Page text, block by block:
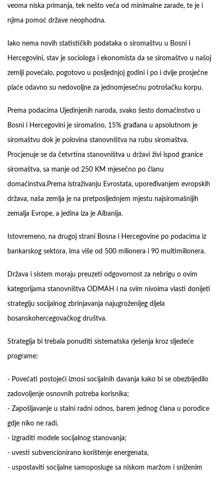
veoma niska primanja, tek nešto veća od minimalne zarade, te je i
njima pomoć države neophodna.
Iako nema novih statističkih podataka o siromaštvu u Bosni i
Hercegovini, stav je sociologa i ekonomista da se siromaštvo u našoj
zemlji povećalo, pogotovo u posljednjoj godini i po i dvije prosječne
plaće odavno su nedovoljne za jednomjesečnu potrošačku korpu.
Prema podacima Ujedinjenih naroda, svako šesto domaćinstvo u
Bosni i Hercegovini je siromašno, 15% građana u apsolutnom je
siromaštvu dok je polovina stanovništva na rubu siromaštva.
Procjenuje se da četvrtina stanovništva u državi živi ispod granice
siromaštva, sa manje od 250 KM mjesečno po članu
domaćinstva.Prema istraživanju Evrostata, upoređivanjem evropskih
država, naša zemlja je na pretposljednjem mjestu najsiromašnijih
zemalja Evrope, a jedina iza je Albanija.
Istovremeno, na drugoj strani Bosna i Hercegovine po podacima iz
bankarskog sektora, ima više od 500 milionera i 90 multimilionera.
Država i sistem moraju preuzeti odgovornost za nebrigu o ovim
kategorijama stanovništva ODMAH i na svim nivoima vlasti donijeti
strategiju socijalnog zbrinjavanja najugroženijeg dijela
bosanskohercegovačkog društva.
Strategija bi trebala ponuditi sistematska rješenja kroz sljedeće
programe:
- Povećati postojeći iznosi socijalnih davanja kako bi se obezbijedilo
zadovoljenje osnovnih potreba korisnika;
- Zapošljavanje u stalni radni odnos, barem jednog člana u porodice
gdje niko ne radi,
- izgraditi modele socijalnog stanovanja;
- uvesti subvencionirano korištenje energenata,
- uspostaviti socijalne samoposluge sa niskom maržom i sniženim